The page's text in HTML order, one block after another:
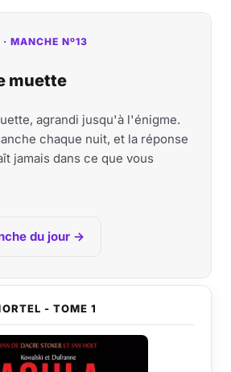
MANCHE Nº13
muette
agrandi jusqu'à l'énigme.
chaque nuit, et la réponse
jamais dans ce que vous
du jour →
- TOME 1